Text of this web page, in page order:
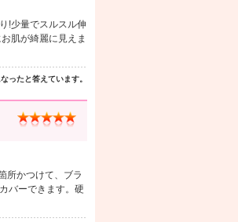
!少量でスルスル伸
肌が綺麗に見えま
ったと答えています。
所かつけて、ブラ
バーできます。硬